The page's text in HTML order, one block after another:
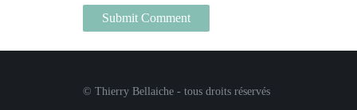
© Thierry Bellaiche - tous droits réservés